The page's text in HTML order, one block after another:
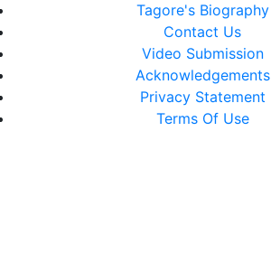
Tagore's Biography
Contact Us
Video Submission
Acknowledgements
Privacy Statement
Terms Of Use